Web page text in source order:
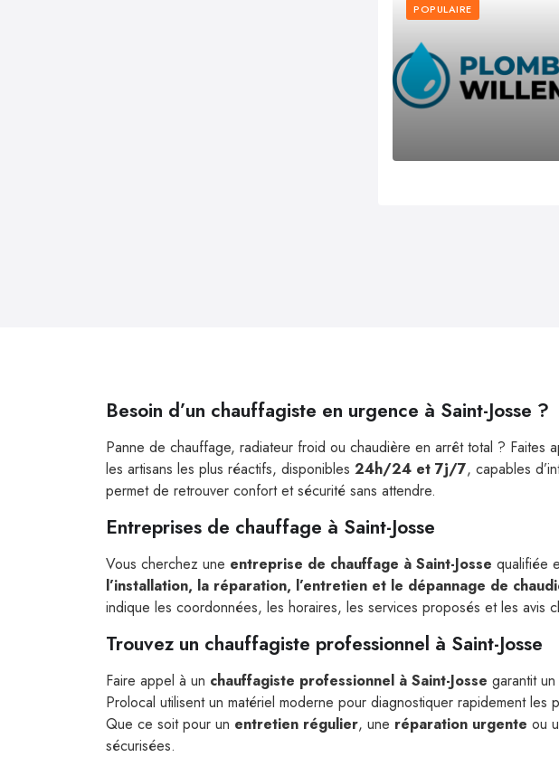
POPULAIRE
Besoin d’un chauffagiste en urgence à Saint-Josse ?
Panne de chauffage, radiateur froid ou chaudière en arrêt total ? Faites
les artisans les plus réactifs, disponibles 24h/24 et 7j/7, capables
permet de retrouver confort et sécurité sans attendre.
Entreprises de chauffage à Saint-Josse
Vous cherchez une entreprise de chauffage à Saint-Josse qualifiée
l’installation, la réparation, l’entretien et le dépannage de
indique les coordonnées, les horaires, les services proposés et les avis
Trouvez un chauffagiste professionnel à Saint-Josse
Faire appel à un chauffagiste professionnel à Saint-Josse garantit
Prolocal utilisent un matériel moderne pour diagnostiquer rapidement les
Que ce soit pour un entretien régulier, une réparation urgente ou
sécurisées.